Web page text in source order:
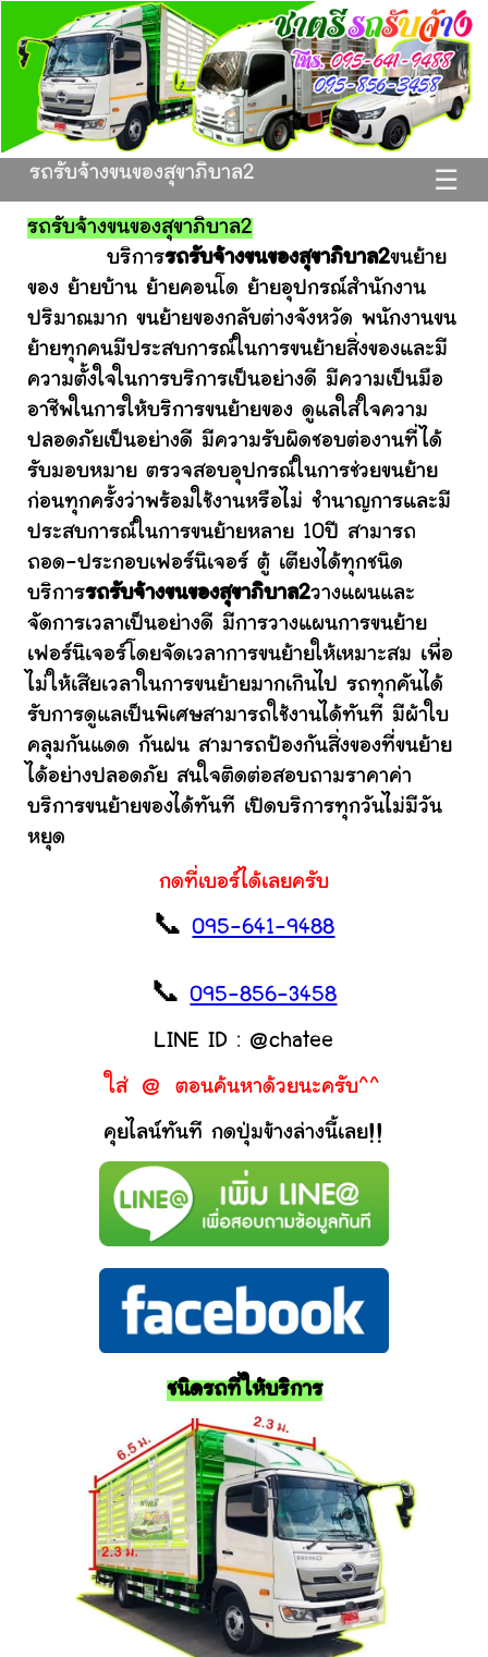
☰
รถรับจ้างขนของสุขาภิบาล2
รถรับจ้างขนของสุขาภิบาล2
บริการรถรับจ้างขนของสุขาภิบาล2ขนย้าย
ของ ย้ายบ้าน ย้ายคอนโด ย้ายอุปกรณ์สำนักงาน
ปริมาณมาก ขนย้ายของกลับต่างจังหวัด พนักงานขน
ย้ายทุกคนมีประสบการณ์ในการขนย้ายสิ่งของและมี
ความตั้งใจในการบริการเป็นอย่างดี มีความเป็นมือ
อาชีพในการให้บริการขนย้ายของ ดูแลใส่ใจความ
ปลอดภัยเป็นอย่างดี มีความรับผิดชอบต่องานที่ได้
รับมอบหมาย ตรวจสอบอุปกรณ์ในการช่วยขนย้าย
ก่อนทุกครั้งว่าพร้อมใช้งานหรือไม่ ชำนาญการและมี
ประสบการณ์ในการขนย้ายหลาย 10ปี สามารถ
ถอด-ประกอบเฟอร์นิเจอร์ ตู้ เตียงได้ทุกชนิด
บริการรถรับจ้างขนของสุขาภิบาล2วางแผนและ
จัดการเวลาเป็นอย่างดี มีการวางแผนการขนย้าย
เฟอร์นิเจอร์โดยจัดเวลาการขนย้ายให้เหมาะสม เพื่อ
ไม่ให้เสียเวลาในการขนย้ายมากเกินไป รถทุกคันได้
รับการดูแลเป็นพิเศษสามารถใช้งานได้ทันที มีผ้าใบ
คลุมกันแดด กันฝน สามารถป้องกันสิ่งของที่ขนย้าย
ได้อย่างปลอดภัย สนใจติดต่อสอบถามราคาค่า
บริการขนย้ายของได้ทันที เปิดบริการทุกวันไม่มีวัน
หยุด
กดที่เบอร์ได้เลยครับ
📞095-641-9488
📞095-856-3458
LINE ID : @chatee
ใส่ @ ตอนค้นหาด้วยนะครับ^^
คุยไลน์ทันที กดปุ่มข้างล่างนี้เลย!!
ชนิดรถที่ให้บริการ